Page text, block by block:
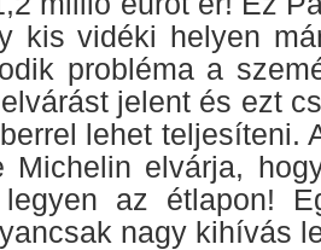
kis vidéki helyen
probléma a
jelent és ezt
lehet teljesíteni.
Michelin elvárja,
az étlapon!
nagy kihívás